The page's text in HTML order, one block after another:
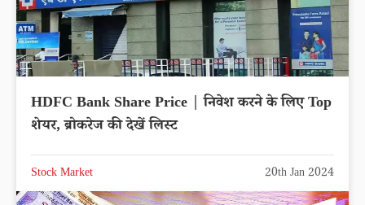
HDFC Bank Share Price | निवेश करने के लिए Top
शेयर, ब्रोकरेज की देखें लिस्ट
Stock Market 20th Jan 2024